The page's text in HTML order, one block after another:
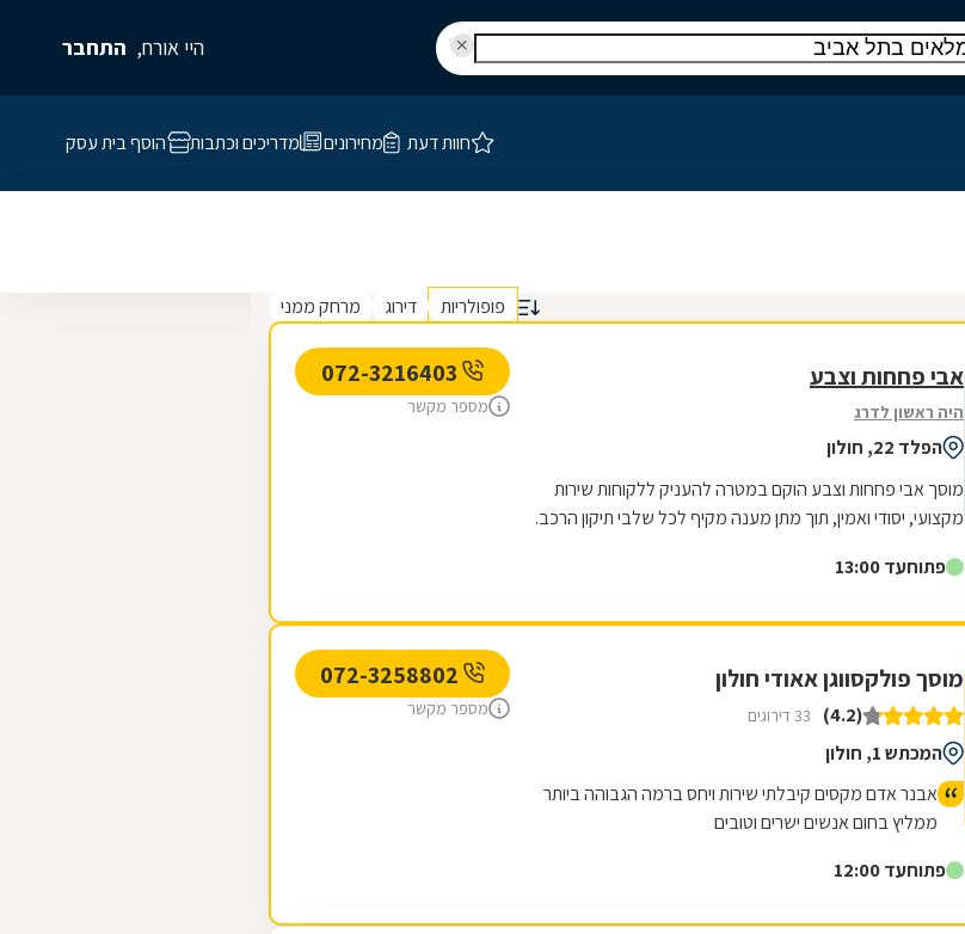
היי אורח, התחבר
חוות דעת מחירונים מדריכים וכתבות הוסף בית עסק
פופולריות דירוג מרחק ממני
אבי פחחות וצבע
היה ראשון לדרג
הפלד 22, חולון
מוסך אבי פחחות וצבע הוקם במטרה להעניק ללקוחות שירות
מקצועי, יסודי ואמין, תוך מתן מענה מקיף לכל שלבי תיקון הרכב.
פתוחעד 13:00
מספר מקשר
מוסך פולקסווגן אאודי חולון
(4.2) 33 דירוגים
המכתש 1, חולון
אבנר אדם מקסים קיבלתי שירות ויחס ברמה הגבוהה ביותר
ממליץ בחום אנשים ישרים וטובים
פתוחעד 12:00
מספר מקשר